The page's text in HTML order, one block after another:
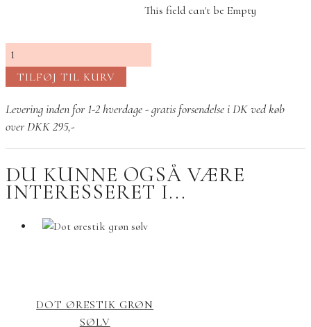
This field can't be Empty
Dot
ørestik
rosa
sølv
antal
TILFØJ TIL KURV
Levering inden for 1-2 hverdage - gratis forsendelse i DK ved køb
over DKK 295,-
DU KUNNE OGSÅ VÆRE
INTERESSERET I...
DOT ØRESTIK GRØN
SØLV